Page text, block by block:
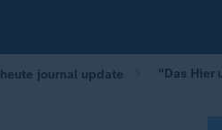
heute journal update "Das Hier